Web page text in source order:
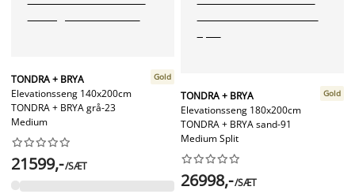
TONDRA + BRYA
Elevationsseng 140x200cm
TONDRA + BRYA grå-23
Medium
Gold






21599,-/SÆT
TONDRA + BRYA
Elevationsseng 180x200cm
TONDRA + BRYA sand-91
Medium Split
Gold






26998,-/SÆT